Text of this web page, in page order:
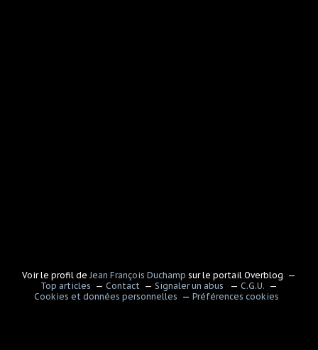
Voir le profil de Jean François Duchamp sur le portail Overblog
Top articles
Contact Signaler un abus
C.G.U.
Cookies et données personnelles
Préférences cookies